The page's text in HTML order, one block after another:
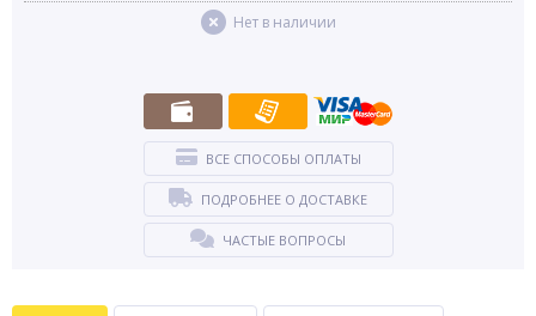
Нет в наличии
ВСЕ СПОСОБЫ ОПЛАТЫ
ПОДРОБНЕЕ О ДОСТАВКЕ
ЧАСТЫЕ ВОПРОСЫ